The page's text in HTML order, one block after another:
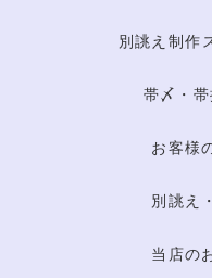
別誂え制作
帯〆・
お客様
別誂え
当店の